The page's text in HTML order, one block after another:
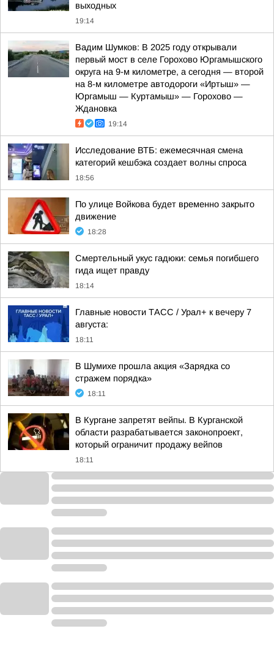
выходных
19:14
Вадим Шумков: В 2025 году открывали
первый мост в селе Горохово Юргамышского
округа на 9-м километре, а сегодня — второй
на 8-м километре автодороги «Иртыш» —
Юргамыш — Куртамыш» — Горохово —
Ждановка
19:14
Исследование ВТБ: ежемесячная смена
категорий кешбэка создает волны спроса
18:56
По улице Войкова будет временно закрыто
движение
18:28
Смертельный укус гадюки: семья погибшего
гида ищет правду
18:14
Главные новости ТАСС / Урал+ к вечеру 7
августа:
18:11
В Шумихе прошла акция «Зарядка со
стражем порядка»
18:11
В Кургане запретят вейпы. В Курганской
области разрабатывается законопроект,
который ограничит продажу вейпов
18:11